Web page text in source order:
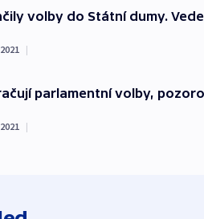
volby do Státní dumy.
|
parlamentní volby,
|